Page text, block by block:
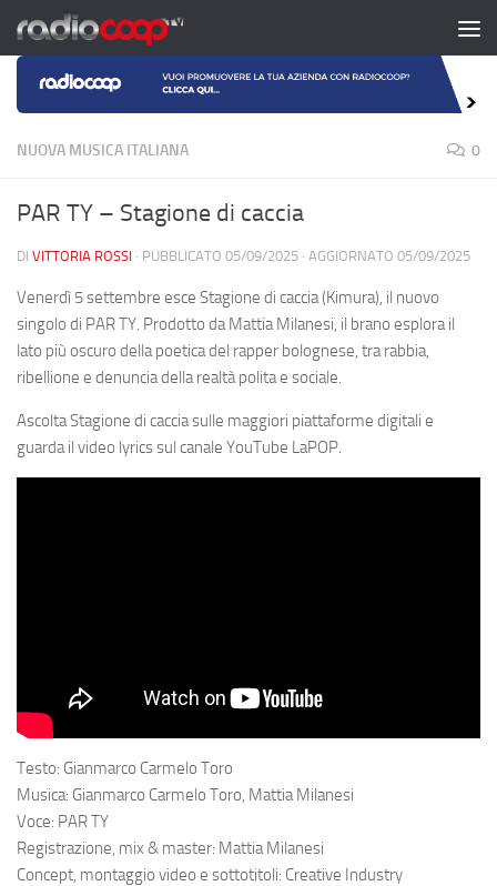
Salta al contenuto
NUOVA MUSICA ITALIANA 0
PAR TY – Stagione di caccia
DI VITTORIA ROSSI · PUBBLICATO 05/09/2025 · AGGIORNATO 05/09/2025
Venerdì 5 settembre esce Stagione di caccia (Kimura), il nuovo
singolo di PAR TY. Prodotto da Mattia Milanesi, il brano esplora il
lato più oscuro della poetica del rapper bolognese, tra rabbia,
ribellione e denuncia della realtà polita e sociale.
Ascolta Stagione di caccia sulle maggiori piattaforme digitali e
guarda il video lyrics sul canale YouTube LaPOP.
Testo: Gianmarco Carmelo Toro
Musica: Gianmarco Carmelo Toro, Mattia Milanesi
Voce: PAR TY
Registrazione, mix & master: Mattia Milanesi
Concept, montaggio video e sottotitoli: Creative Industry